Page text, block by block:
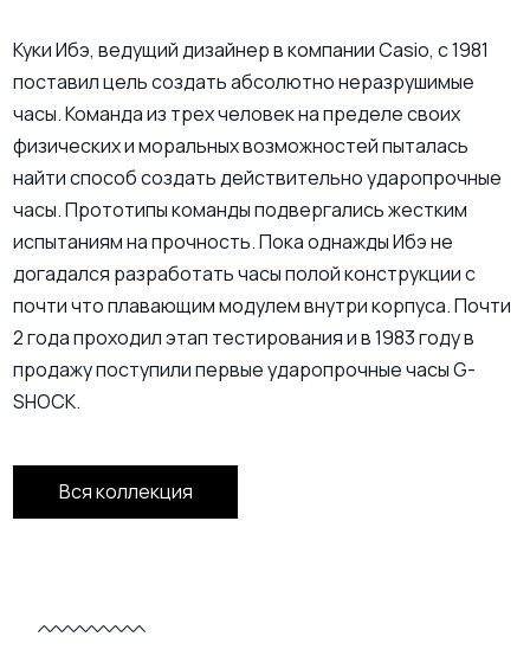
Куки Ибэ, ведущий дизайнер в компании Casio, с 1981
поставил цель создать абсолютно неразрушимые
часы. Команда из трех человек на пределе своих
физических и моральных возможностей пыталась
найти способ создать действительно ударопрочные
часы. Прототипы команды подвергались жестким
испытаниям на прочность. Пока однажды Ибэ не
догадался разработать часы полой конструкции с
почти что плавающим модулем внутри корпуса. Почти
2 года проходил этап тестирования и в 1983 году в
продажу поступили первые ударопрочные часы G-
SHOCK.
Вся коллекция